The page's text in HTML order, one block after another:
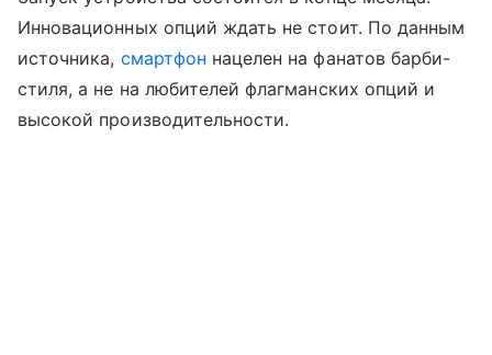
Инновационных опций ждать не стоит. По данным
источника, смартфон нацелен на фанатов барби-
стиля, а не на любителей флагманских опций и
высокой производительности.